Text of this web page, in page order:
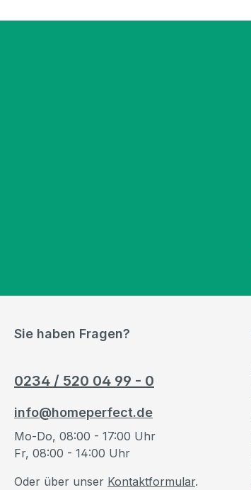
Sie haben Fragen?
0234 / 520 04 99 - 0
info@homeperfect.de
Mo-Do, 08:00 - 17:00 Uhr
Fr, 08:00 - 14:00 Uhr
Oder über unser Kontaktformular.